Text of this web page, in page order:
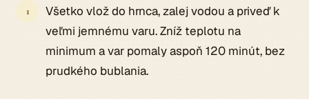
Všetko vlož do hrnca, zalej vodou a priveď k
veľmi jemnému varu. Zníž teplotu na
minimum a var pomaly aspoň 120 minút, bez
prudkého bublania.